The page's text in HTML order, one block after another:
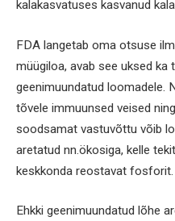
kalakasvatuses kasvanud
FDA langetab oma otsuse
müügiloa, avab see uksed ka
geenimuundatud loomadele.
tõvele immuunsed veised
soodsamat vastuvõttu võib
aretatud nn.ökosiga, kelle
keskkonda reostavat fosforit.
Ehkki geenimuundatud lõhe